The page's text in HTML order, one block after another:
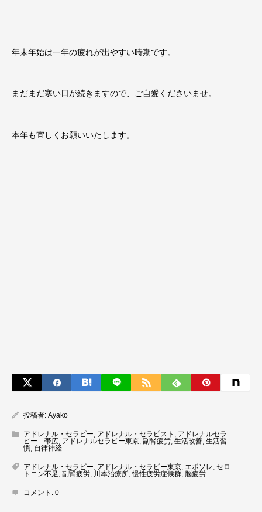
年末年始は一年の疲れが出やすい時期です。
まだまだ寒い日が続きますので、ご自愛くださいませ。
本年も宜しくお願いいたします。
投稿者: Ayako
アドレナル・セラピー, アドレナル・セラピスト , アドレナルセラ
ピー 帯広, アドレナルセラピー東京, 副腎疲労, 生活改善, 生活習
慣, 自律神経
アドレナル・セラピー, アドレナル・セラピー東京, エポソレ, セロ
トニン不足 , 副腎疲労, 川本治療所,慢性疲労症候群, 脳疲労
コメント: 0